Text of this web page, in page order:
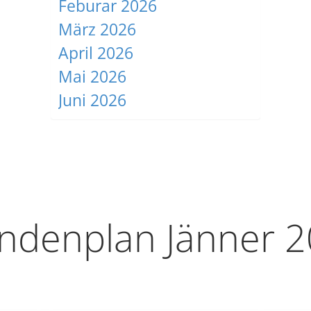
Feburar 2026
März 2026
April 2026
Mai 2026
Juni 2026
Jänner